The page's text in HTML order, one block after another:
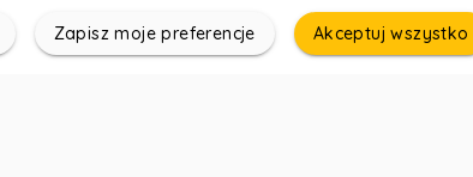
Zapisz moje preferencje Akceptuj wszystko